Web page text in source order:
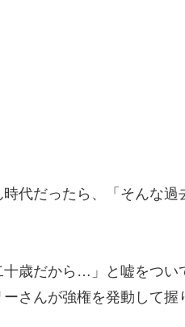
代だったら、「そんな
歳だから…」と嘘をつい
さんが強権を発動して握